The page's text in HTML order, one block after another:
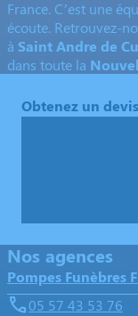
France. C’est une
écoute. Retrouvez-
à Saint Andre de
dans toute la
Obtenez un devis
Nos agences
Pompes Funèbres
05 57 43 53 76